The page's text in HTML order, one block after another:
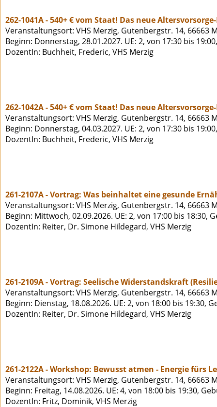
262-1041A - 540+ € vom Staat! Das neue
Veranstaltungsort: VHS Merzig, Gutenbergstr. 14, 66663
Beginn: Donnerstag, 28.01.2027. UE: 2, von 17:30 bis
DozentIn: Buchheit, Frederic, VHS Merzig
262-1042A - 540+ € vom Staat! Das neue
Veranstaltungsort: VHS Merzig, Gutenbergstr. 14, 66663
Beginn: Donnerstag, 04.03.2027. UE: 2, von 17:30 bis
DozentIn: Buchheit, Frederic, VHS Merzig
261-2107A - Vortrag: Was beinhaltet eine gesunde
Veranstaltungsort: VHS Merzig, Gutenbergstr. 14, 66663
Beginn: Mittwoch, 02.09.2026. UE: 2, von 17:00 bis 18:30,
DozentIn: Reiter, Dr. Simone Hildegard, VHS Merzig
261-2109A - Vortrag: Seelische Widerstandskraft
Veranstaltungsort: VHS Merzig, Gutenbergstr. 14, 66663
Beginn: Dienstag, 18.08.2026. UE: 2, von 18:00 bis 19:30,
DozentIn: Reiter, Dr. Simone Hildegard, VHS Merzig
261-2122A - Workshop: Bewusst atmen - Energie fürs
Veranstaltungsort: VHS Merzig, Gutenbergstr. 14, 66663
Beginn: Freitag, 14.08.2026. UE: 4, von 18:00 bis 19:30,
DozentIn: Fritz, Dominik, VHS Merzig